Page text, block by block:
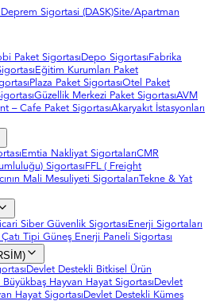
Sigortasi (DASK)Site/Apartman
Paket Sigortası Depo Sigortası Fabrika
Eğitim Kurumları Paket
Plaza Paket SigortasıOtel Paket
Güzellik Merkezi Paket SigortasıAVM
– Cafe Paket SigortasıAkaryakıt İstasyonları
Emtia Nakliyat SigortalarıCMR
Sigortası FFL ( Freight
Mali Mesuliyeti SigortalarıTekne & Yat
Siber Güvenlik Sigortası Enerji Sigortaları
Çatı Tipi Güneş Enerji Paneli Sigortası
Devlet Destekli Bitkisel Ürün
Hayvan Hayat Sigortası Devlet
Hayat Sigortası Devlet Destekli Kümes